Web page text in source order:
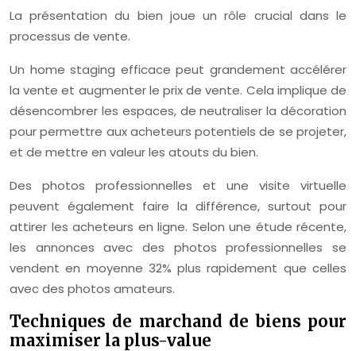
La présentation du bien joue un rôle crucial dans le
processus de vente.
Un home staging efficace peut grandement accélérer
la vente et augmenter le prix de vente. Cela implique de
désencombrer les espaces, de neutraliser la décoration
pour permettre aux acheteurs potentiels de se projeter,
et de mettre en valeur les atouts du bien.
Des photos professionnelles et une visite virtuelle
peuvent également faire la différence, surtout pour
attirer les acheteurs en ligne. Selon une étude récente,
les annonces avec des photos professionnelles se
vendent en moyenne 32% plus rapidement que celles
avec des photos amateurs.
Techniques de marchand de biens pour
maximiser la plus-value